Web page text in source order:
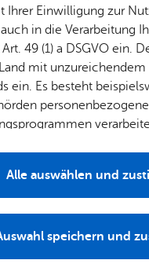
uns
ist unser
Sie unser
Ihrer Einwilligung zur
in die Verarbeitung
49 (1) a DSGVO ein.
mit
ein. Es besteht
speichern und
Alle auswählen und